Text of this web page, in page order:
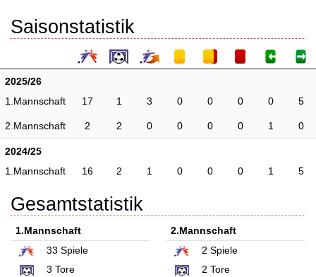
Saisonstatistik
2025/26
1.Mannschaft
17 1 3 0 0 0 0 5
2.Mannschaft 2 2 0 0 0 0 1 0
2024/25
1.Mannschaft
16 2 1 0 0 0 1 5
Gesamtstatistik
1.Mannschaft
33 Spiele
3 Tore
2.Mannschaft
2 Spiele
2 Tore